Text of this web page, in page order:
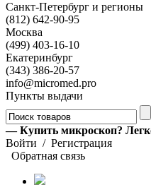
Санкт-Петербург и регионы
(812) 642-90-95
Москва
(499) 403-16-10
Екатеринбург
(343) 386-20-57
info@micromed.pro
Пункты выдачи
— Купить микроскоп?
Войти / Регистрация
Обратная связь